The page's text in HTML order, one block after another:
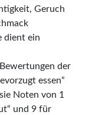
Geruch
dient ein
der
essen“
Noten von 1
und 9 für